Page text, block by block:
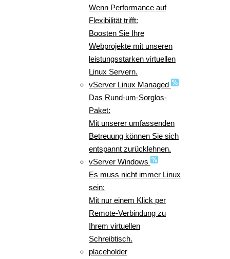
Wenn Performance auf
Flexibilität trifft:
Boosten Sie Ihre
Webprojekte mit unseren
leistungsstarken virtuellen
Linux Servern.
vServer Linux Managed
Das Rund-um-Sorglos-
Paket:
Mit unserer umfassenden
Betreuung können Sie sich
entspannt zurücklehnen.
vServer Windows
Es muss nicht immer Linux
sein:
Mit nur einem Klick per
Remote-Verbindung zu
Ihrem virtuellen
Schreibtisch.
placeholder